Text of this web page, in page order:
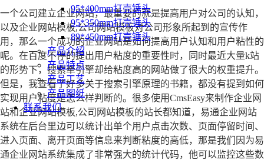
95*400mm打壳锤头
95*350mm打壳锤头
89*450mm打壳锤头
产品介绍
产品特点
产品工艺
产品图纸
联系我们
一个公司建立企业网站，最重要的就是提高用户对公司的认知，
以及企业网站模板,公司网站模板对公司形象所起到的宣传作
用，那么一个成功的企业网站是如何提高用户认知和用户粘性的
呢。在百度不停的提出用户粘度的重要性时，同时最近大量k站
的形势下，搜索牵引擎却给粘度高的网站做了很大的权重提升。
但是，我查看了好多关于搜索引擎原理的书籍，都没有提到如何
实现用户粘度是怎么样判断的。很多使用CmsEasy来制作企业网
站和企业网站模板,公司网站模板的站长都知道，易通企业网站
系统在后台里边可以统计出单个用户点击次数、页面停留时间、
进入页面、离开页面等信息来判断粘度的高低，那是我们因为易
通企业网站系统集成了非常强大的统计代码，他可以监控这些数